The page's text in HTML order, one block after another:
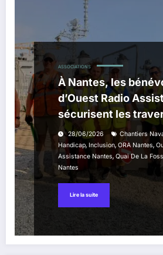
ASSOCIATIONS
À Nantes, les
d’Ouest Radio
sécurisent les
pendant les travaux
28/06/2026 Chantiers
Handicap, Inclusion, ORA Nantes,
Assistance Nantes, Quai De La
Nantes
Lire la suite